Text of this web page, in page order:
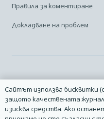
Правила за коментиране
Докладване на проблем
Facebook Linkedin Карта
2014 – 2026 © Всички права
Дизайн manolov.net |
Сайтът използва бисквитки
защото качествената
изисква средства. Ако